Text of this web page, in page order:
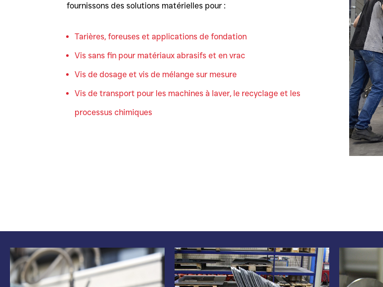
fournissons des solutions matérielles pour :
Tarières, foreuses et applications de fondation
Vis sans fin pour matériaux abrasifs et en vrac
Vis de dosage et vis de mélange sur mesure
Vis de transport pour les machines à laver, le recyclage et les
processus chimiques